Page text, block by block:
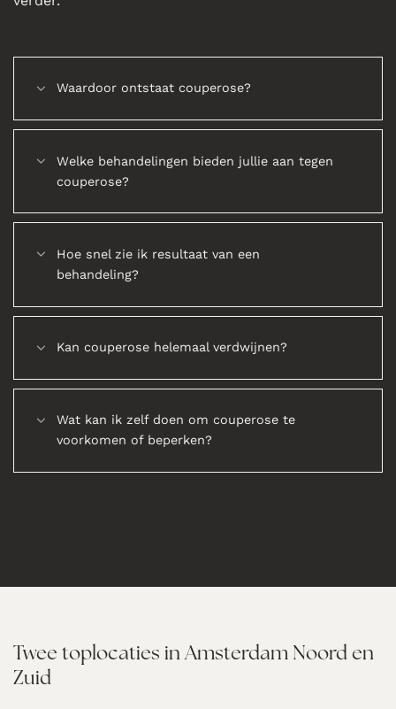
Waardoor ontstaat couperose?
Welke behandelingen bieden jullie aan tegen
couperose?
Hoe snel zie ik resultaat van een
behandeling?
Kan couperose helemaal verdwijnen?
Wat kan ik zelf doen om couperose te
voorkomen of beperken?
Twee toplocaties in Amsterdam Noord en
Zuid